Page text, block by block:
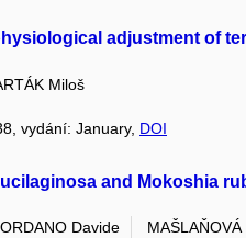
adjustment of
Miloš
vydání: January, DOI
and Mokoshia
Davide MAŠLAŇOVÁ